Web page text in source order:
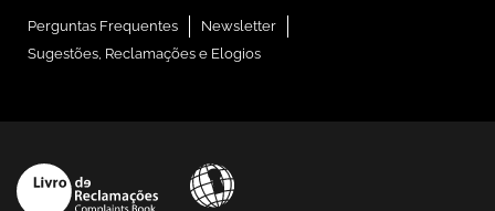
Perguntas Frequentes
Newsletter
Sugestões, Reclamações e Elogios